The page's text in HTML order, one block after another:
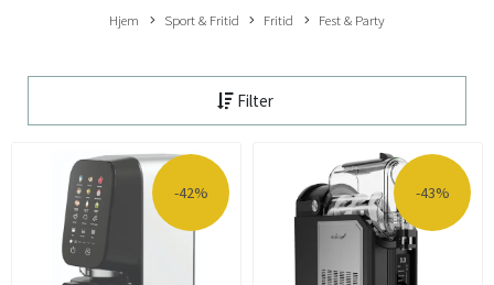
Hjem Sport & Fritid Fritid Fest & Party
Filter
-42% -43%